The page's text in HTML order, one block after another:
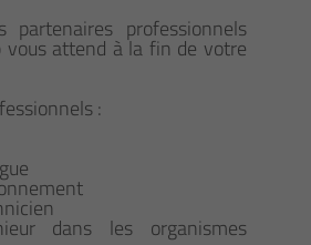
partenaires professionnels
vous attend à la fin de votre
:
dans les organismes